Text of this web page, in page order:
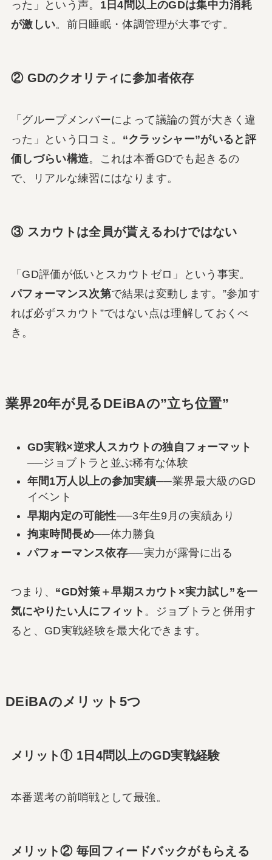
った」という声。 1日4問以上のGDは集中力消耗
が激しい。前日睡眠・体調管理が大事です。
② GDのクオリティに参加者依存
「グループメンバーによって議論の質が大きく違
った」という口コミ。 “クラッシャー”がいると評
価しづらい構造。これは本番GDでも起きるの
で、リアルな練習にはなります。
③ スカウトは全員が貰えるわけではない
「GD評価が低いとスカウトゼロ」という事実。
パフォーマンス次第で結果は変動します。”参加す
れば必ずスカウト”ではない点は理解しておくべ
き。
業界20年が見るDEiBAの”立ち位置”
GD実戦×逆求人スカウトの独自フォーマット
──ジョブトラと並ぶ稀有な体験
年間1万人以上の参加実績──業界最大級のGD
イベント
早期内定の可能性──3年生9月の実績あり
拘束時間長め──体力勝負
パフォーマンス依存──実力が露骨に出る
つまり、 “GD対策＋早期スカウト×実力試し”を一
気にやりたい人にフィット 。ジョブトラと併用す
ると、GD実戦経験を最大化できます。
DEiBAのメリット5つ
メリット① 1日4問以上のGD実戦経験
本番選考の前哨戦として最強。
メリット② 毎回フィードバックがもらえる